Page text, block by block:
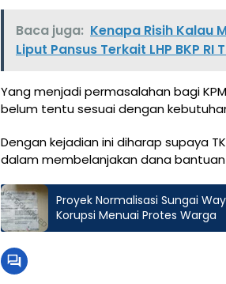
Baca juga: Kenapa Risih Kalau
Liput Pansus Terkait LHP BKP RI
Yang menjadi permasalahan bagi
belum tentu sesuai dengan
Dengan kejadian ini diharap supaya
dalam membelanjakan dana
Proyek Normalisasi Sungai
Korupsi Menuai Protes Warga